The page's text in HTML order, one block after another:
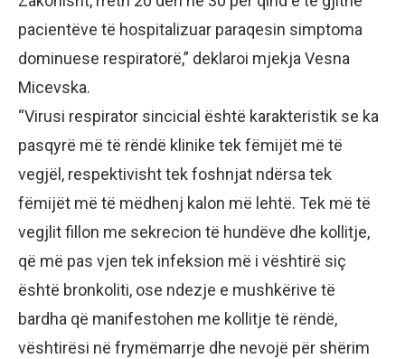
pacientëve të hospitalizuar paraqesin simptoma
dominuese respiratorë,” deklaroi mjekja Vesna
Micevska.
“Virusi respirator sincicial është karakteristik se ka
pasqyrë më të rëndë klinike tek fëmijët më të
vegjël, respektivisht tek foshnjat ndërsa tek
fëmijët më të mëdhenj kalon më lehtë. Tek më të
vegjlit fillon me sekrecion të hundëve dhe kollitje,
që më pas vjen tek infeksion më i vështirë siç
është bronkoliti, ose ndezje e mushkërive të
bardha që manifestohen me kollitje të rëndë,
vështirësi në frymëmarrje dhe nevojë për shërim